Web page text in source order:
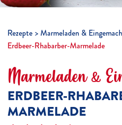
Rezepte Marmeladen &
Erdbeer-Rhabarber-Marmelade
Marmeladen &
ERDBEER-
MARMELADE